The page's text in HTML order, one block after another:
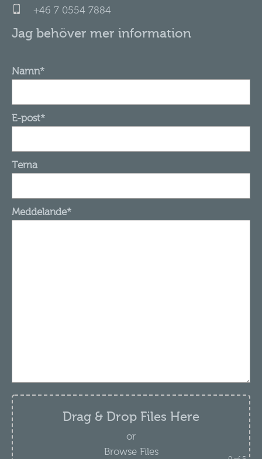
+46 7 0554 7884
Jag behöver mer information
Namn*
E-post*
Tema
Meddelande*
Drag & Drop Files Here
or
Browse Files